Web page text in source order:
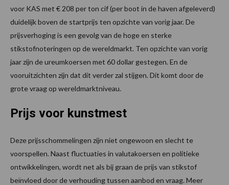
voor KAS met € 208 per ton cif (per boot in de haven afgeleverd)
duidelijk boven de startprijs ten opzichte van vorig jaar. De
prijsverhoging is een gevolg van de hoge en sterke
stikstofnoteringen op de wereldmarkt. Ten opzichte van vorig
jaar zijn de ureumkoersen met 60 dollar gestegen. En de
vooruitzichten zijn dat dit verder zal stijgen. Dit komt door de
grote vraag op wereldmarktniveau.
Prijs voor kunstmest
Deze prijsschommelingen zijn niet ongewoon en slecht te
voorspellen. Naast fluctuaties in valutakoersen en politieke
ontwikkelingen, wordt net als bij graan de prijs van stikstof
beïnvloed door de verhouding tussen aanbod en vraag. Meer